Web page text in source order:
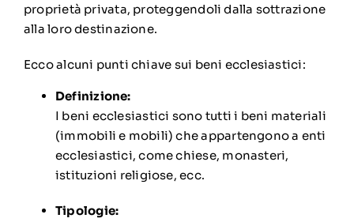
proprietà privata, proteggendoli dalla sottrazione
alla loro destinazione.
Ecco alcuni punti chiave sui beni ecclesiastici:
Definizione:
I beni ecclesiastici sono tutti i beni materiali
(immobili e mobili) che appartengono a enti
ecclesiastici, come chiese, monasteri,
istituzioni religiose, ecc.
Tipologie: